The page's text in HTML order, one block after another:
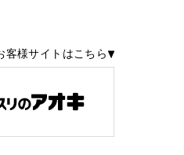
客様サイトはこちら